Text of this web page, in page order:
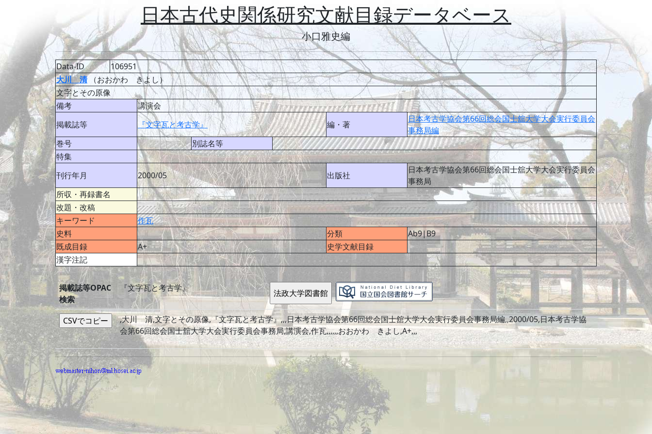
日本古代史関係研究文献目録データベース
小口雅史編
Data-ID
106951
大川 清（おおかわ きよし）
文字とその原像
備考
講演会
掲載誌等
『文字瓦と考古学』 編・著
日本考古学協会第66回総会国士舘大学大会実行委員会
事務局編
巻号
別誌名等
特集
刊行年月
2000/05 出版社
日本考古学協会第66回総会国士舘大学大会実行委員会
事務局
所収・再録書名
改題・改稿
キーワード
作瓦
史料
分類
Ab9|B9
既成目録
A+
史学文献目録
漢字注記
掲載誌等OPAC
検索
『文字瓦と考古学』
,大川 清,文字とその原像,『文字瓦と考古学』,,,日本考古学協会第66回総会国士舘大学大会実行委員会事務局編,,2000/05,日本考古学協
会第66回総会国士舘大学大会実行委員会事務局,講演会,作瓦,,,,,,おおかわ きよし,A+,,,